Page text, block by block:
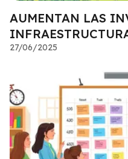
AUMENTAN LAS
27/06/2025